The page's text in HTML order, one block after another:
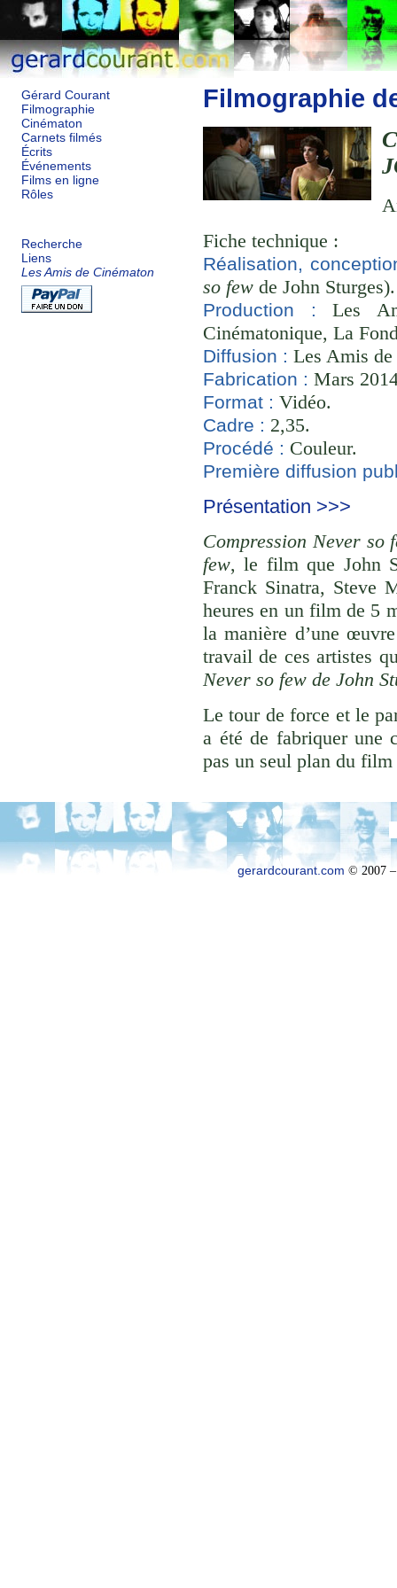
Gérard Courant
Filmographie
Cinématon
Carnets filmés
Écrits
Événements
Films en ligne
Rôles
Recherche
Liens
Les Amis de Cinématon
Filmographie
Fiche technique :
Réalisation,
so few de John Sturges).
Production :
Les
Cinématonique, La
Diffusion : Les Amis
Fabrication : Mars
Format : Vidéo.
Cadre : 2,35.
Procédé : Couleur.
Première diffusion
Présentation >>>
Compression Never so
few, le film que John
Franck Sinatra, Steve
heures en un film de 5
la manière d’une
travail de ces artistes
Never so few de John
Le tour de force et le
a été de fabriquer une
pas un seul plan du
gerardcourant.com © 2007